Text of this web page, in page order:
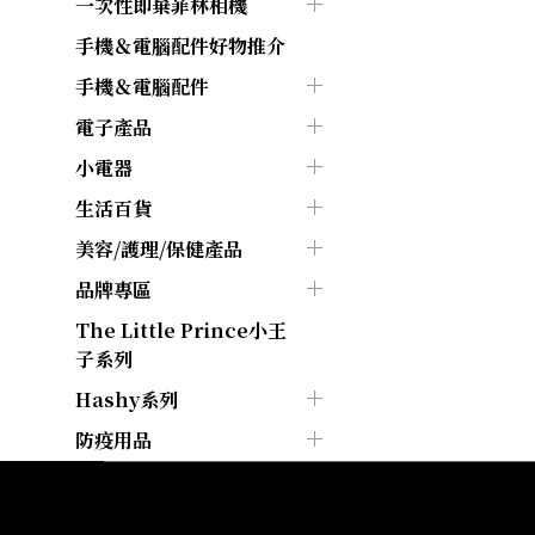
手機＆電腦配件好物推介
手機＆電腦配件
電子產品
小電器
生活百貨
美容/護理/保健產品
品牌專區
The Little Prince小王
子系列
Hashy系列
防疫用品